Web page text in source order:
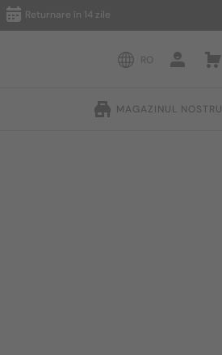
Returnare în 14 zile
RO
MAGAZINUL NOSTRU